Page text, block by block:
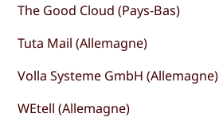
The Good Cloud (Pays-Bas)
Tuta Mail (Allemagne)
Volla Systeme GmbH (Allemagne)
WEtell (Allemagne)